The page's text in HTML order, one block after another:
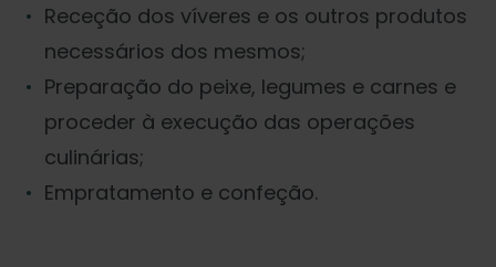
Receção dos víveres e os outros produtos
necessários dos mesmos;
Preparação do peixe, legumes e carnes e
proceder à execução das operações
culinárias;
Empratamento e confeção.